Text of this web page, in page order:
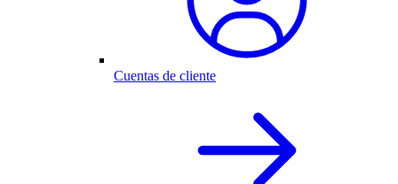
Cuentas de cliente